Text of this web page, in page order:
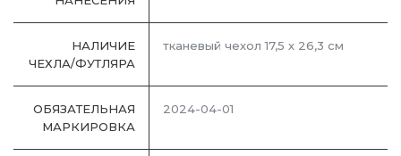
НАЛИЧИЕ
ЧЕХЛА/ФУТЛЯРА
тканевый чехол 17,5 х 26,3 см
ОБЯЗАТЕЛЬНАЯ
МАРКИРОВКА
2024-04-01